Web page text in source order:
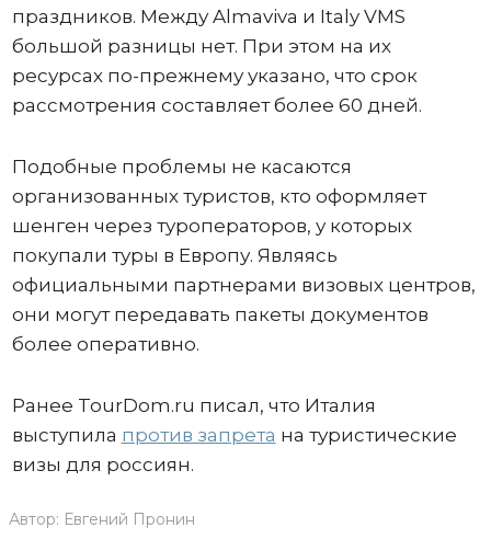
праздников. Между Almaviva и Italy VMS
большой разницы нет. При этом на их
ресурсах по-прежнему указано, что срок
рассмотрения составляет более 60 дней.
Подобные проблемы не касаются
организованных туристов, кто оформляет
шенген через туроператоров, у которых
покупали туры в Европу. Являясь
официальными партнерами визовых центров,
они могут передавать пакеты документов
более оперативно.
Ранее TourDom.ru писал, что Италия
выступила против запрета на туристические
визы для россиян.
Автор: Евгений Пронин